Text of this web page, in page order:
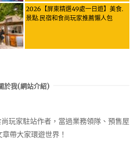
2026【屏東精選49處一日遊】美食.
景點.民宿和食尚玩家推薦懶人包
於我(網站介紹)
玩家駐站作者，當過業務領隊、預售屋
帶大家環遊世界！